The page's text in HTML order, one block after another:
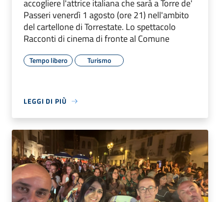
accogliere l'attrice italiana che sarà a Torre de'
Passeri venerdì 1 agosto (ore 21) nell'ambito
del cartellone di Torrestate. Lo spettacolo
Racconti di cinema di fronte al Comune
Tempo libero Turismo
LEGGI DI PIÙ